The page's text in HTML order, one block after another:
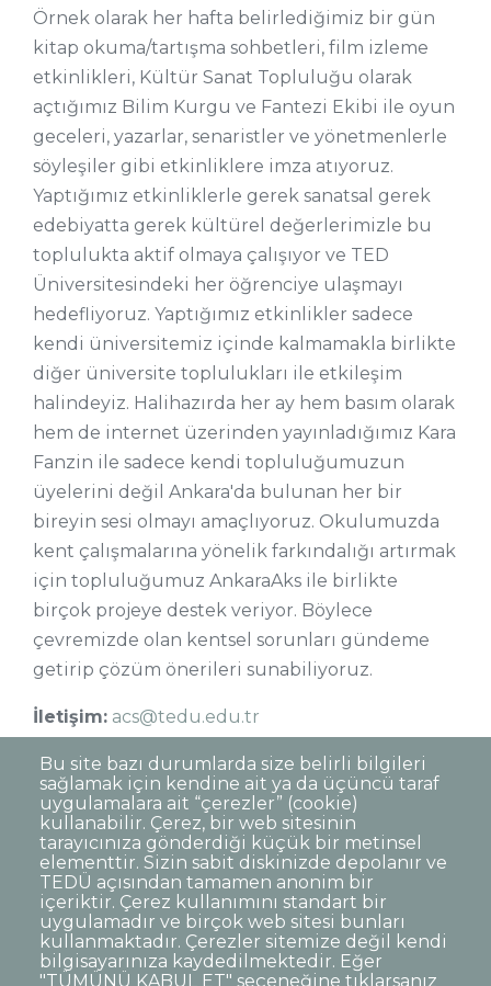
Örnek olarak her hafta belirlediğimiz bir gün
kitap okuma/tartışma sohbetleri, film izleme
etkinlikleri, Kültür Sanat Topluluğu olarak
açtığımız Bilim Kurgu ve Fantezi Ekibi ile oyun
geceleri, yazarlar, senaristler ve yönetmenlerle
söyleşiler gibi etkinliklere imza atıyoruz.
Yaptığımız etkinliklerle gerek sanatsal gerek
edebiyatta gerek kültürel değerlerimizle bu
toplulukta aktif olmaya çalışıyor ve TED
Üniversitesindeki her öğrenciye ulaşmayı
hedefliyoruz. Yaptığımız etkinlikler sadece
kendi üniversitemiz içinde kalmamakla birlikte
diğer üniversite toplulukları ile etkileşim
halindeyiz. Halihazırda her ay hem basım olarak
hem de internet üzerinden yayınladığımız Kara
Fanzin ile sadece kendi topluluğumuzun
üyelerini değil Ankara'da bulunan her bir
bireyin sesi olmayı amaçlıyoruz. Okulumuzda
kent çalışmalarına yönelik farkındalığı artırmak
için topluluğumuz AnkaraAks ile birlikte
birçok projeye destek veriyor. Böylece
çevremizde olan kentsel sorunları gündeme
getirip çözüm önerileri sunabiliyoruz.
İletişim: acs@tedu.edu.tr
Instagram:tedukultursanat
Bu site bazı durumlarda size belirli bilgileri
sağlamak için kendine ait ya da üçüncü taraf
uygulamalara ait “çerezler” (cookie)
kullanabilir. Çerez, bir web sitesinin
tarayıcınıza gönderdiği küçük bir metinsel
elementtir. Sizin sabit diskinizde depolanır ve
TEDÜ açısından tamamen anonim bir
içeriktir. Çerez kullanımını standart bir
uygulamadır ve birçok web sitesi bunları
kullanmaktadır. Çerezler sitemize değil kendi
bilgisayarınıza kaydedilmektedir. Eğer
"TÜMÜNÜ KABUL ET" seçeneğine tıklarsanız
Dipnot
Sıkça Sorulan Sorular
Kişisel Verilerin Korunması
Gizlilik Politikası
Sorumluluk Reddi